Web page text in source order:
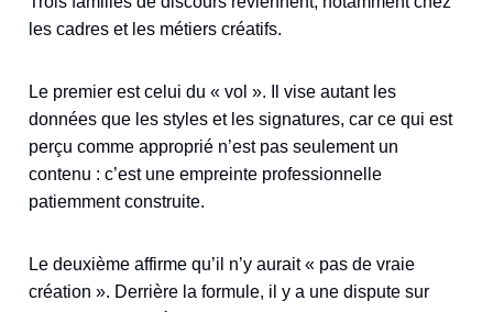
les cadres et les métiers créatifs.
Le premier est celui du « vol ». Il vise autant les
données que les styles et les signatures, car ce qui est
perçu comme approprié n’est pas seulement un
contenu : c’est une empreinte professionnelle
patiemment construite.
Le deuxième affirme qu’il n’y aurait « pas de vraie
création ». Derrière la formule, il y a une dispute sur